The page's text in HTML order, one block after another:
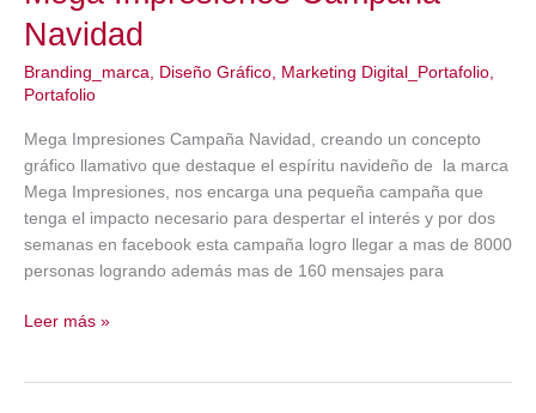
Navidad
Branding_marca, Diseño Gráfico, Marketing Digital_Portafolio,
Portafolio
Mega Impresiones Campaña Navidad, creando un concepto
gráfico llamativo que destaque el espíritu navideño de la marca
Mega Impresiones, nos encarga una pequeña campaña que
tenga el impacto necesario para despertar el interés y por dos
semanas en facebook esta campaña logro llegar a mas de 8000
personas logrando además mas de 160 mensajes para
Mega
Leer más »